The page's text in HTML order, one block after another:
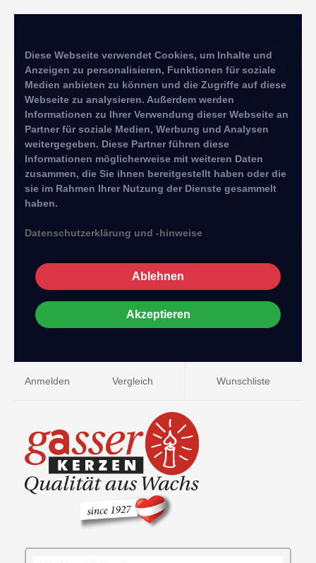
Diese Webseite verwendet Cookies, um Inhalte und
Anzeigen zu personalisieren, Funktionen für soziale
Medien anbieten zu können und die Zugriffe auf diese
Webseite zu analysieren. Außerdem werden
Informationen zu Ihrer Verwendung dieser Webseite an
Partner für soziale Medien, Werbung und Analysen
weitergegeben. Diese Partner führen diese
Informationen möglicherweise mit weiteren Daten
zusammen, die Sie ihnen bereitgestellt haben oder die
sie im Rahmen Ihrer Nutzung der Dienste gesammelt
haben.
Datenschutzerklärung und -hinweise
Ablehnen
Akzeptieren
Anmelden Vergleich Wunschliste